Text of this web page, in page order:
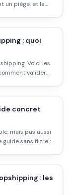
un piège, et la
: quoi
Voici les
valider
concret
mais pas aussi
guide sans filtre :
: les